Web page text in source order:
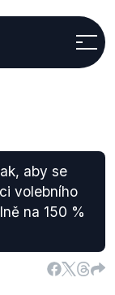
aby se
volebního
na 150 %